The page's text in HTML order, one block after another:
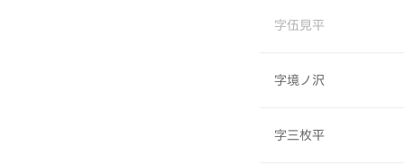
字伍見平
字境ノ沢
字三枚平